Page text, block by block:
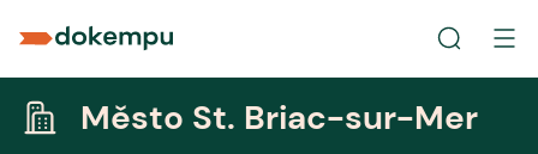
Město St. Briac-sur-Mer